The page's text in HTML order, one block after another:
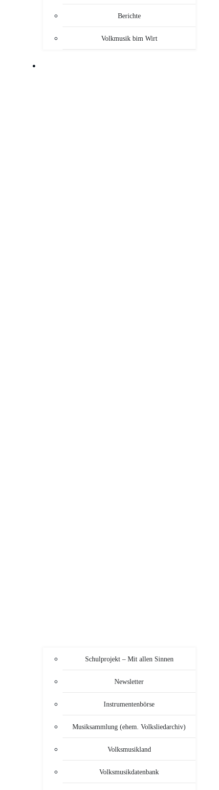
Berichte
Volkmusik bim Wirt
Schulprojekt – Mit allen Sinnen
Newsletter
Instrumentenbörse
Musiksammlung (ehem. Volksliedarchiv)
Volksmusikland
Volksmusikdatenbank